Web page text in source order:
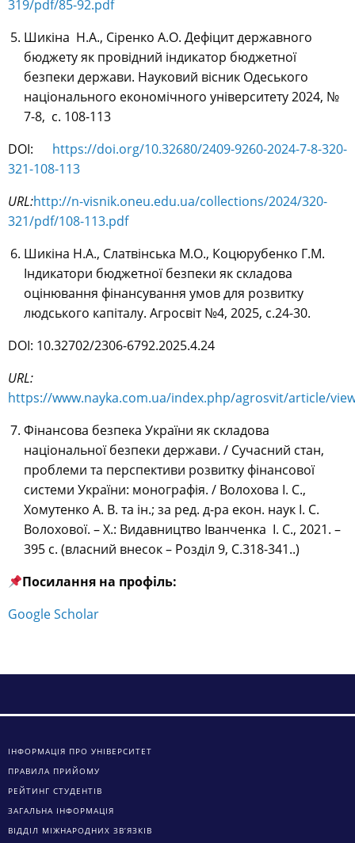
319/pdf/85-92.pdf
Шикіна Н.А., Сіренко А.О. Дефіцит державного
бюджету як провідний індикатор бюджетної
безпеки держави. Науковий вісник Одеського
національного економічного університету 2024, №
7-8, c. 108-113
DOI: https://doi.org/10.32680/2409-9260-2024-7-8-320-
321-108-113
URL:http://n-visnik.oneu.edu.ua/collections/2024/320-
321/pdf/108-113.pdf
Шикіна Н.А., Слатвінська М.О., Коцюрубенко Г.М.
Індикатори бюджетної безпеки як складова
оцінювання фінансування умов для розвитку
людського капіталу. Агросвіт №4, 2025, с.24-30.
DOI: 10.32702/2306-6792.2025.4.24
URL:
https://www.nayka.com.ua/index.php/agrosvit/article/
Фінансова безпека України як складова
національної безпеки держави. / Сучасний стан,
проблеми та перспективи розвитку фінансової
системи України: монографія. / Волохова І. С.,
Хомутенко А. В. та ін.; за ред. д-ра екон. наук І. С.
Волохової. – Х.: Видавництво Іванченка І. С., 2021. –
395 с. (власний внесок – Розділ 9, С.318-341..)
Посилання на профіль:
Google Scholar
ІНФОРМАЦІЯ ПРО УНІВЕРСИТЕТ
ПРАВИЛА ПРИЙОМУ
РЕЙТИНГ СТУДЕНТІВ
ЗАГАЛЬНА ІНФОРМАЦІЯ
ВІДДІЛ МІЖНАРОДНИХ ЗВ’ЯЗКІВ